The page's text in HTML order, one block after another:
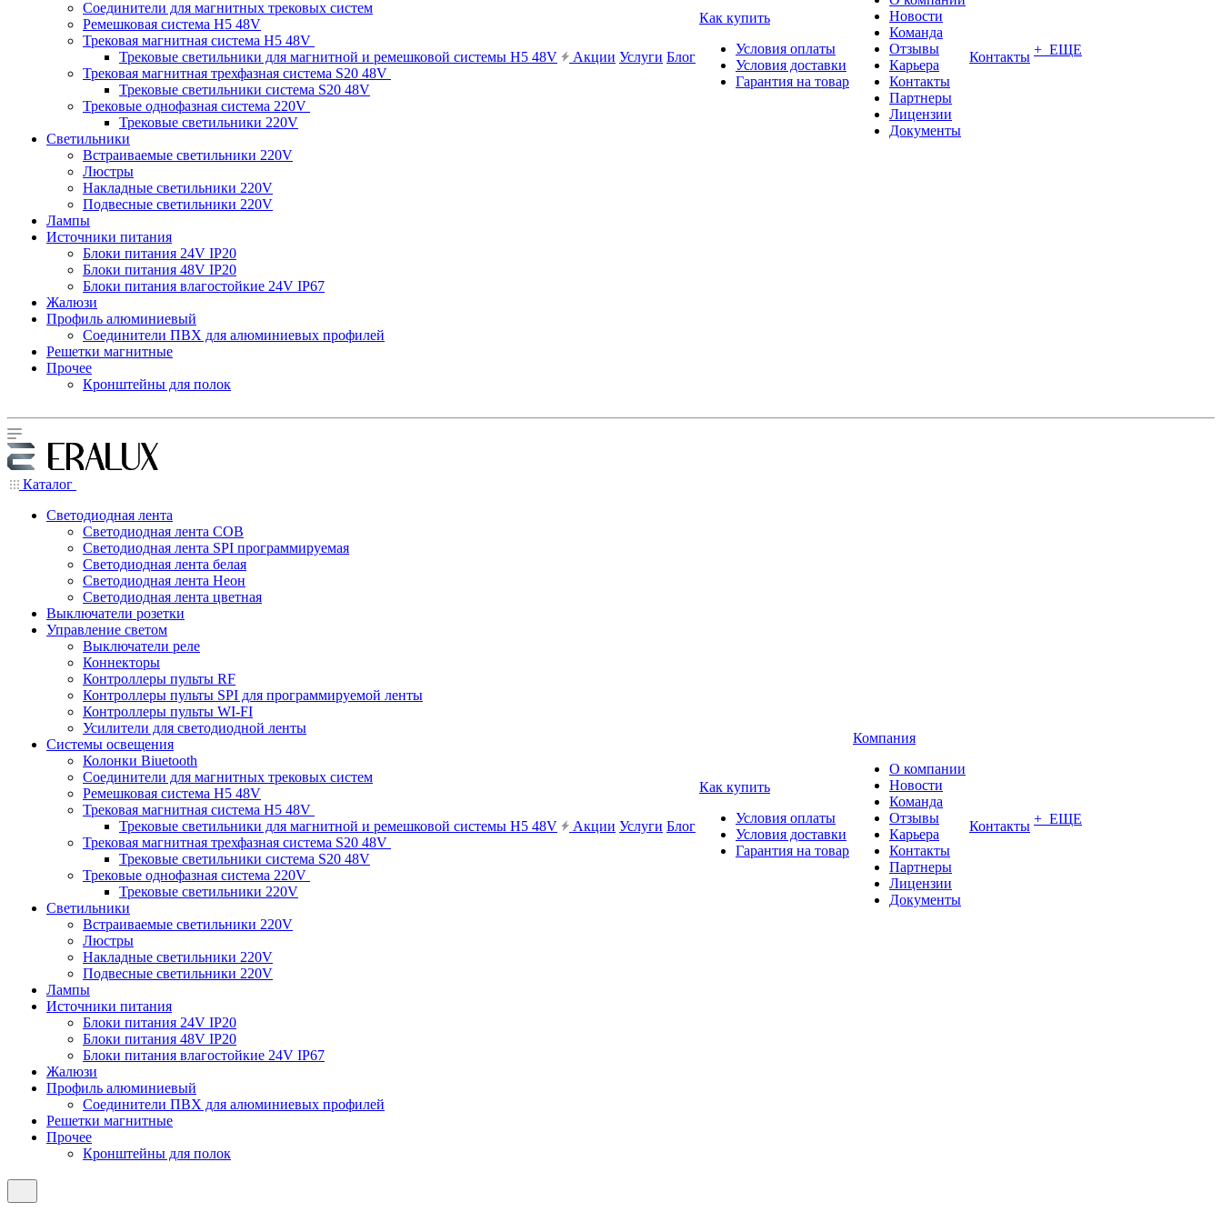
Соединители для магнитных трековых систем
Ремешковая система H5 48V
Трековая магнитная система H5 48V
Трековые светильники для магнитной и ремешковой системы H5 48V
Трековая магнитная трехфазная система S20 48V
Трековые светильники система S20 48V
Трековые однофазная система 220V
Трековые светильники 220V
Светильники
Встраиваемые светильники 220V
Люстры
Накладные светильники 220V
Подвесные светильники 220V
Лампы
Источники питания
Блоки питания 24V IP20
Блоки питания 48V IP20
Блоки питания влагостойкие 24V IP67
Жалюзи
Профиль алюминиевый
Соединители ПВХ для алюминиевых профилей
Решетки магнитные
Прочее
Кронштейны для полок
Акции Услуги Блог
Как купить
Условия оплаты
Условия доставки
Гарантия на товар
Новости
Команда
Отзывы
Карьера
Контакты
Партнеры
Лицензии
Документы
Контакты + ЕЩЕ
Каталог
Светодиодная лента
Светодиодная лента COB
Светодиодная лента SPI программируемая
Светодиодная лента белая
Светодиодная лента Неон
Светодиодная лента цветная
Выключатели розетки
Управление светом
Выключатели реле
Коннекторы
Контроллеры пульты RF
Контроллеры пульты SPI для программируемой ленты
Контроллеры пульты WI-FI
Усилители для светодиодной ленты
Системы освещения
Колонки Biuetooth
Соединители для магнитных трековых систем
Ремешковая система H5 48V
Трековая магнитная система H5 48V
Трековые светильники для магнитной и ремешковой системы H5 48V
Трековая магнитная трехфазная система S20 48V
Трековые светильники система S20 48V
Трековые однофазная система 220V
Трековые светильники 220V
Светильники
Встраиваемые светильники 220V
Люстры
Накладные светильники 220V
Подвесные светильники 220V
Лампы
Источники питания
Блоки питания 24V IP20
Блоки питания 48V IP20
Блоки питания влагостойкие 24V IP67
Жалюзи
Профиль алюминиевый
Соединители ПВХ для алюминиевых профилей
Решетки магнитные
Прочее
Кронштейны для полок
Акции Услуги Блог
Как купить
Условия оплаты
Условия доставки
Гарантия на товар
Компания
О компании
Новости
Команда
Отзывы
Карьера
Контакты
Партнеры
Лицензии
Документы
Контакты + ЕЩЕ